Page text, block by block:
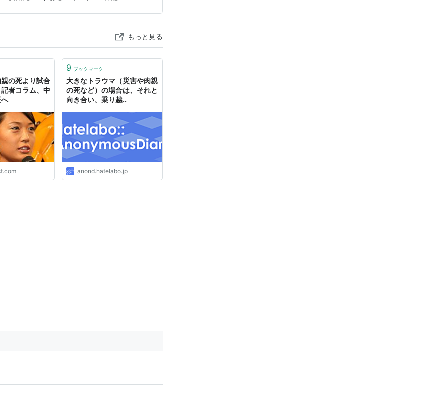
らありゃしませんホント。
もっと見る
の死より試合
者コラム、中
9 ブックマーク
大きなトラウマ（災害や肉親
の死など）の場合は、それと
向き合い、乗り越..
anond.hatelabo.jp